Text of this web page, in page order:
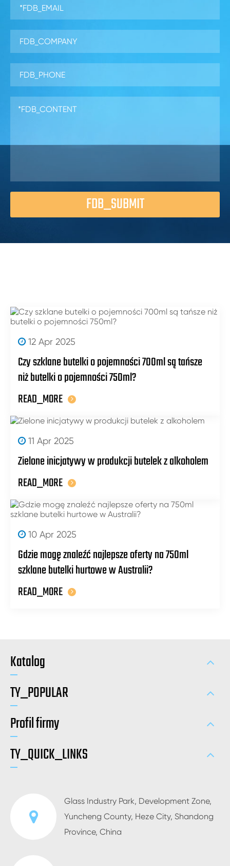
FDB_SUBMIT
12 Apr 2025
Czy szklane butelki o pojemności 700ml są tańsze
niż butelki o pojemności 750ml?
READ_MORE
11 Apr 2025
Zielone inicjatywy w produkcji butelek z alkoholem
READ_MORE
10 Apr 2025
Gdzie mogę znaleźć najlepsze oferty na 750ml
szklane butelki hurtowe w Australii?
READ_MORE
Katalog
TY_POPULAR
Profil firmy
TY_QUICK_LINKS
Glass Industry Park, Development Zone,
Yuncheng County, Heze City, Shandong
Province, China